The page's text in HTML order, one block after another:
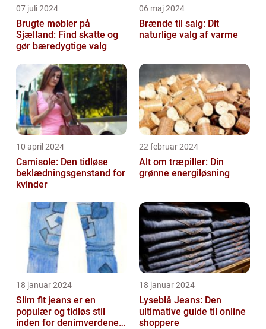
07 juli 2024
Brugte møbler på
Sjælland: Find skatte og
gør bæredygtige valg
06 maj 2024
Brænde til salg: Dit
naturlige valg af varme
10 april 2024
Camisole: Den tidløse
beklædningsgenstand for
kvinder
22 februar 2024
Alt om træpiller: Din
grønne energiløsning
18 januar 2024
Slim fit jeans er en
populær og tidløs stil
inden for denimverdenen,
18 januar 2024
Lyseblå Jeans: Den
ultimative guide til online
shoppere